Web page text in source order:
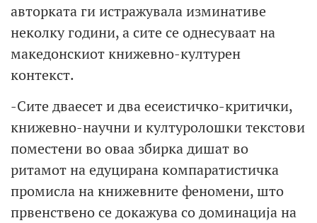
авторката ги истражувала изминативе
неколку години, а сите се однесуваат на
македонскиот книжевно-културен
контекст.
-Сите дваесет и два есеистичко-критички,
книжевно-научни и културолошки текстови
поместени во оваа збирка дишат во
ритамот на едуцирана компаратистичка
промисла на книжевните феномени, што
првенствено се докажува со доминација на